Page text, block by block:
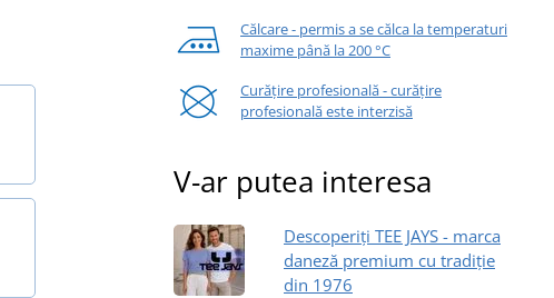
Călcare - permis a se călca la temperaturi
maxime până la 200 °C
Curățire profesională - curățire
profesională este interzisă
V-ar putea interesa
Descoperiți TEE JAYS - marca
daneză premium cu tradiție
din 1976